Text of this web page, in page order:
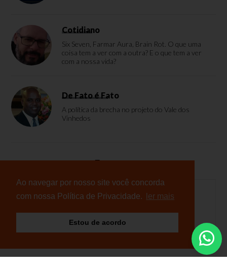
Ao navegar por nosso site você concorda
com nossa Política de Privacidade.
ler mais
Estou de acordo
Cotidiano
Six Seven, Farmar Aura, Brain Rot. O que uma
coisa tem a ver com a outra? E o que tem a ver
com a nossa vida?
De Fato é Fato
A política da brecha no projeto do Vale dos
Vinhedos
Enquete